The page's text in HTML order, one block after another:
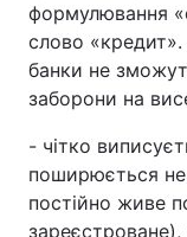
формулювання
слово «кредит».
банки не
заборони на
- чітко
поширюється
постійно живе
зареєстроване),